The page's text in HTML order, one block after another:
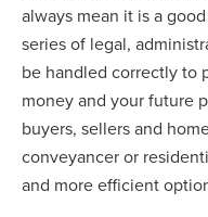
always mean it is a
series of legal,
be handled correctly to
money and your future
buyers, sellers and
conveyancer or
and more efficient